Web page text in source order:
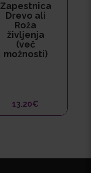
Zapestnica
Drevo ali
Roža
življenja
(več
možnosti)
13.20€